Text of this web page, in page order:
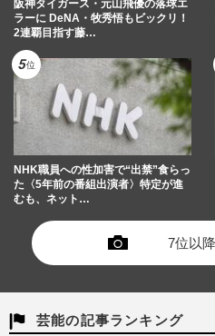
阪神タイガース・元山飛優の落球エ
ラーに DeNA・牧秀悟もビックリ！
2連覇目指す藤…
NHK職員への性加害で“出禁”食らっ
た〈5年前の番組出演者〉特定が進
むも、ネット…
7位以
芸能の記事ランキング